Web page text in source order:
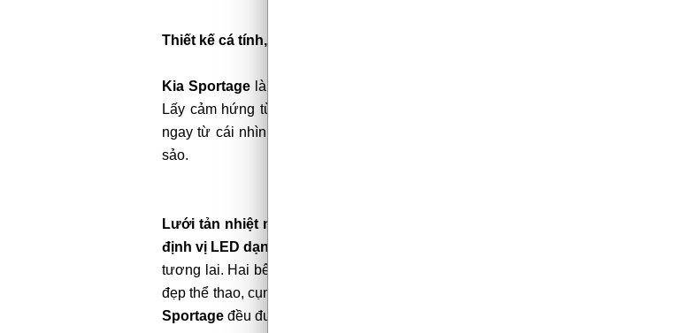
Thiết kế cá tính, khác biệt
Kia Sportage là mẫu xe đầu tiên của Kia tại Việt Nam ứng dụng triết lý thiết kế mới.
Lấy cảm hứng từ thiên nhiên và cuộc sống đương đại,
ngay từ cái nhìn đầu tiên bởi vẻ ngoài mạnh mẽ cùng những đường nét thiết kế sắc
sảo.
Lưới tản nhiệt mũi hổ dạng tràn viền nối liền dải đèn pha dạng hình thoi và đèn
định vị LED dạng boomerang đặc trưng
tương lai. Hai bên hông xe là những đường gân dập nổi khỏe khoắn, giúp tô thêm vẻ
đẹp thể thao, cụm đèn hậu LED được thiết kế góc cạnh. Tất cả các phiên bản của
Sportage đều được trang bị bộ